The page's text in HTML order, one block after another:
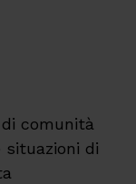
comunità
di